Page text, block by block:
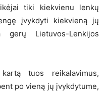
tiki kiekvienu lenkų
įvykdyti kiekvieną jų
gerų Lietuvos-Lenkijos
tuos reikalavimus,
po vieną jų įvykdytume,